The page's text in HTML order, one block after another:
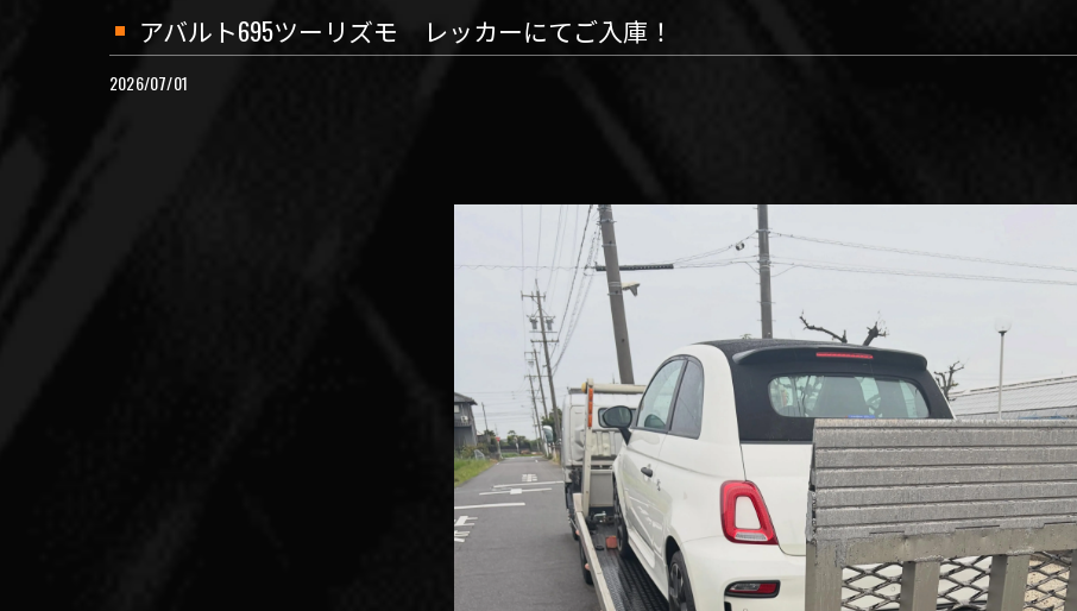
アバルト695ツーリズモ レッカーにてご入庫！
2026/07/01